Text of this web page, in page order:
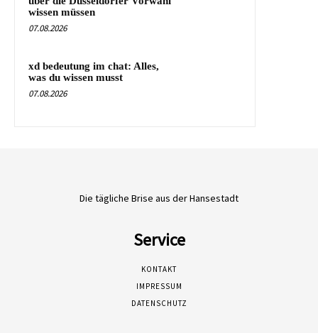
wissen müssen
07.08.2026
xd bedeutung im chat: Alles,
was du wissen musst
07.08.2026
Die tägliche Brise aus der Hansestadt
Service
KONTAKT
IMPRESSUM
DATENSCHUTZ